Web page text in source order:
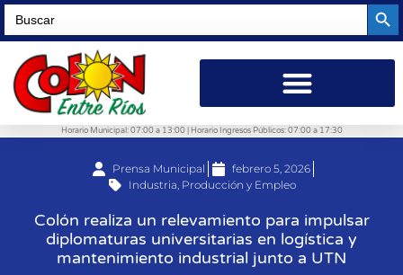
Search
for:
Horario Municipal: 07:00 a 13:00 | Horario Ingresos Públicos: 07:00 a 17:30
Prensa Municipal
febrero 5, 2026
Industria, Producción y Empleo
Colón realiza un relevamiento para impulsar
diplomaturas universitarias en logística y
mantenimiento industrial junto a UTN